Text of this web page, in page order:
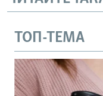
ТОП-ТЕМА